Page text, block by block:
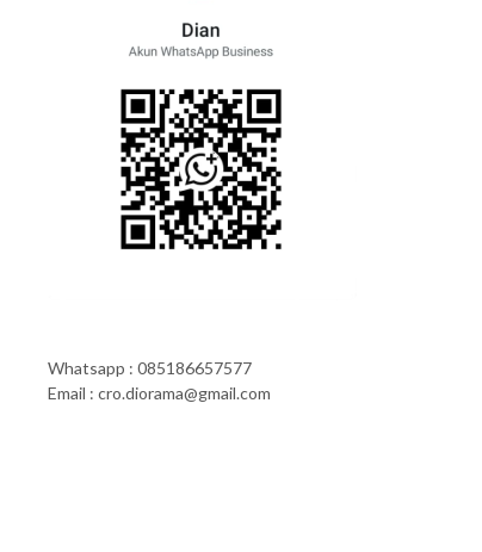
Whatsapp : 085186657577
Email : cro.diorama@gmail.com